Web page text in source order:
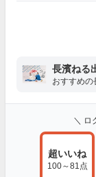
長濱ねる
おすすめの
＼ ロ
超いいね
100～81点